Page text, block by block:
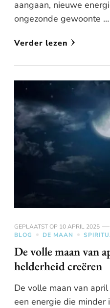
aangaan, nieuwe
ongezonde gewoonte …
Verder lezen
GEPLAATST OP 10 APRIL 2025
BLOG
DE MAAN
De volle maan van
helderheid creëren
De volle maan van
een energie die minder